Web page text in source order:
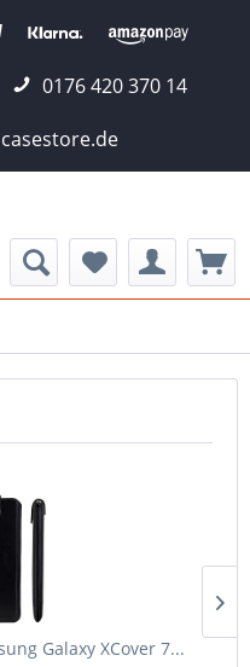
0176 420 370 14
Galaxy XCover 7...